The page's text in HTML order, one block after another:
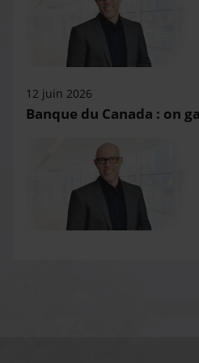
12 juin 2026
Banque du Canada : on